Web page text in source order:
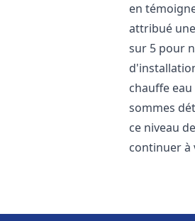
en
attribué
sur 5 pour
chauffe eau
sommes
ce niveau
continuer à